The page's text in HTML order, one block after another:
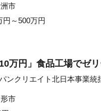
市
円～500万円
10万円」食品工場でゼ
ンクリエイト北日本事業統
市